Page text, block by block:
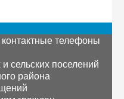
телефоны
сельских поселений
района